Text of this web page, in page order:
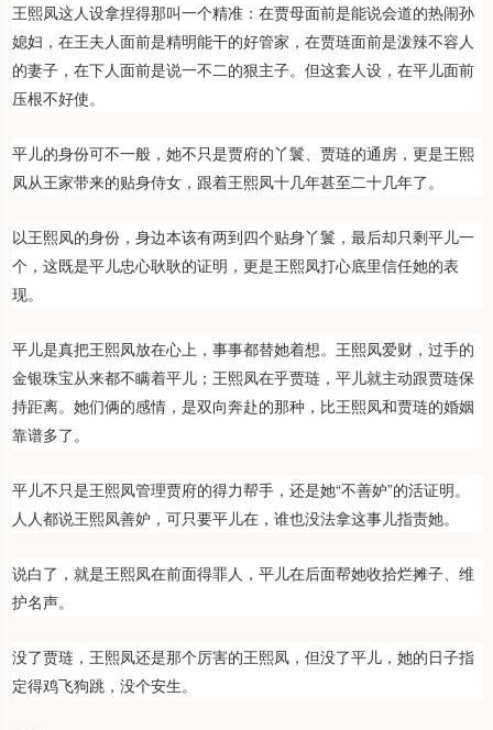
王熙凤这人设拿捏得那叫一个精准：在贾母面前是能说会道的热闹孙
媳妇，在王夫人面前是精明能干的好管家，在贾琏面前是泼辣不容人
的妻子，在下人面前是说一不二的狠主子。但这套人设，在平儿面前
压根不好使。
平儿的身份可不一般，她不只是贾府的丫鬟、贾琏的通房，更是王熙
凤从王家带来的贴身侍女，跟着王熙凤十几年甚至二十几年了。
以王熙凤的身份，身边本该有两到四个贴身丫鬟，最后却只剩平儿一
个，这既是平儿忠心耿耿的证明，更是王熙凤打心底里信任她的表
现。
平儿是真把王熙凤放在心上，事事都替她着想。王熙凤爱财，过手的
金银珠宝从来都不瞒着平儿；王熙凤在乎贾琏，平儿就主动跟贾琏保
持距离。她们俩的感情，是双向奔赴的那种，比王熙凤和贾琏的婚姻
靠谱多了。
平儿不只是王熙凤管理贾府的得力帮手，还是她“不善妒”的活证明。
人人都说王熙凤善妒，可只要平儿在，谁也没法拿这事儿指责她。
说白了，就是王熙凤在前面得罪人，平儿在后面帮她收拾烂摊子、维
护名声。
没了贾琏，王熙凤还是那个厉害的王熙凤，但没了平儿，她的日子指
定得鸡飞狗跳，没个安生。